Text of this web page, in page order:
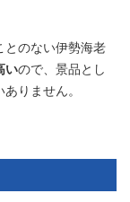
とのない伊勢海老
いので、景品とし
りません。